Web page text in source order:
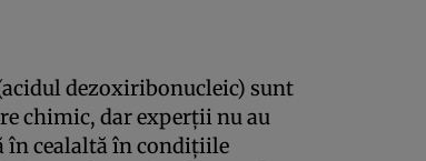
dezoxiribonucleic) sunt
chimic, dar experţii nu au
în cealaltă în condiţiile